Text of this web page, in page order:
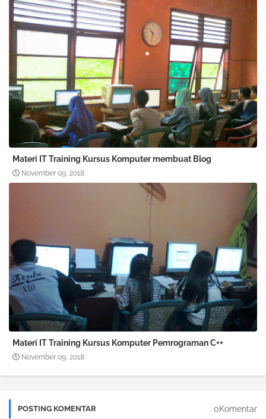
Materi IT Training Kursus Komputer membuat Blog
November 09, 2018
Materi IT Training Kursus Komputer Pemrograman C++
November 09, 2018
POSTING KOMENTAR 0Komentar